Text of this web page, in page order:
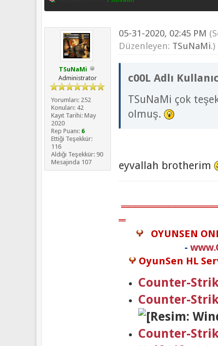
TSuNaMi
Administrator
Yorumları: 252
Konuları: 42
Kayıt Tarihi: May
2020
Rep Puanı: 6
Ettiği Teşekkür:
116
Aldığı Teşekkür: 90
Mesajında 107
05-31-2020, 02:45 PM
Düzenleyen: TSuNaMi.)
c00L Adlı
TSuNaMi çok
olmuş.
eyvallah brotherim
═
OYUNSEN
-
OyunSen HL
Counter-
Counter-
Counter-